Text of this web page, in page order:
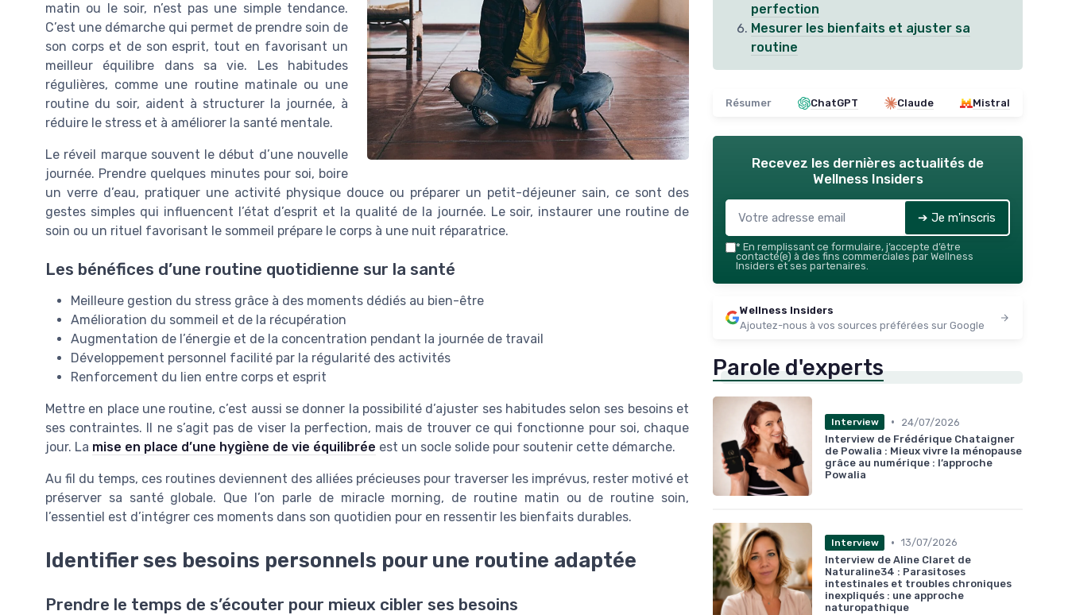
matin ou le soir, n’est pas une simple tendance.
C’est une démarche qui permet de prendre soin de
son corps et de son esprit, tout en favorisant un
meilleur équilibre dans sa vie. Les habitudes
régulières, comme une routine matinale ou une
routine du soir, aident à structurer la journée, à
réduire le stress et à améliorer la santé mentale.
Le réveil marque souvent le début d’une nouvelle
journée. Prendre quelques minutes pour soi, boire
un verre d’eau, pratiquer une activité physique douce ou préparer un petit-déjeuner sain, ce sont des
gestes simples qui influencent l’état d’esprit et la qualité de la journée. Le soir, instaurer une routine de
soin ou un rituel favorisant le sommeil prépare le corps à une nuit réparatrice.
Les bénéfices d’une routine quotidienne sur la santé
Meilleure gestion du stress grâce à des moments dédiés au bien-être
Amélioration du sommeil et de la récupération
Augmentation de l’énergie et de la concentration pendant la journée de travail
Développement personnel facilité par la régularité des activités
Renforcement du lien entre corps et esprit
Mettre en place une routine, c’est aussi se donner la possibilité d’ajuster ses habitudes selon ses besoins et
ses contraintes. Il ne s’agit pas de viser la perfection, mais de trouver ce qui fonctionne pour soi, chaque
jour. La mise en place d’une hygiène de vie équilibrée est un socle solide pour soutenir cette démarche.
Au fil du temps, ces routines deviennent des alliées précieuses pour traverser les imprévus, rester motivé et
préserver sa santé globale. Que l’on parle de miracle morning, de routine matin ou de routine soin,
l’essentiel est d’intégrer ces moments dans son quotidien pour en ressentir les bienfaits durables.
Identifier ses besoins personnels pour une routine adaptée
Prendre le temps de s’écouter pour mieux cibler ses besoins
perfection
Mesurer les bienfaits et ajuster sa
routine
Résumer ChatGPT Claude Mistral
Recevez les dernières actualités de
Wellness Insiders
➔ Je m'inscris
* En remplissant ce formulaire, j’accepte d’être
contacté(e) à des fins commerciales par Wellness
Insiders et ses partenaires.
Wellness Insiders
Ajoutez-nous à vos sources préférées sur Google
Parole d'experts
Interview •
24/07/2026
Interview de Frédérique Chataigner
de Powalia : Mieux vivre la ménopause
grâce au numérique : l’approche
Powalia
Interview • 13/07/2026
Interview de Aline Claret de
Naturaline34 : Parasitoses
intestinales et troubles chroniques
inexpliqués : une approche
naturopathique